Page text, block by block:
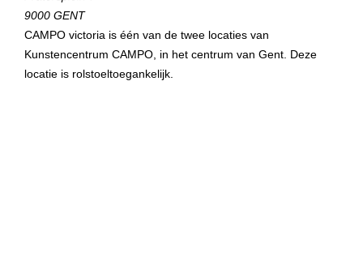
9000 GENT
CAMPO victoria is één van de twee locaties van
Kunstencentrum CAMPO, in het centrum van Gent. Deze
locatie is rolstoeltoegankelijk.